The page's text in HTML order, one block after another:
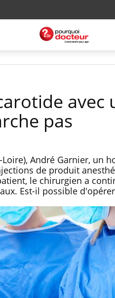
avec
pas
André Garnier, un
de produit
le chirurgien a
Est-il possible